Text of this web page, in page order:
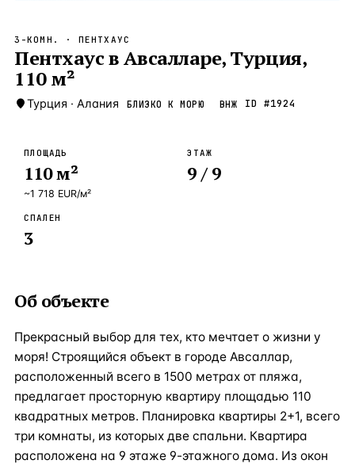
Новороссийск — Локация
Стамбул
Анталия
ЧАСТО ИЩУТ
Турция Кипр
3-КОМН. · ПЕНТХАУС
Пентхаус в Авсалларе, Турция,
110 м²
Турция · Алания БЛИЗКО К МОРЮ ВНЖ ID #1924
ПЛОЩАДЬ
110м²
~1 718 EUR/м²
ЭТАЖ
9/ 9
СПАЛЕН
3
Об объекте
Прекрасный выбор для тех, кто мечтает о жизни у
моря! Строящийся объект в городе Авсаллар,
расположенный всего в 1500 метрах от пляжа,
предлагает просторную квартиру площадью 110
квадратных метров. Планировка квартиры 2+1, всего
три комнаты, из которых две спальни. Квартира
расположена на 9 этаже 9-этажного дома. Из окон